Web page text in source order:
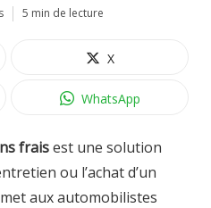
5 min de lecture
X
WhatsApp
fraisest une solution
ou l’achat d’un
aux automobilistes